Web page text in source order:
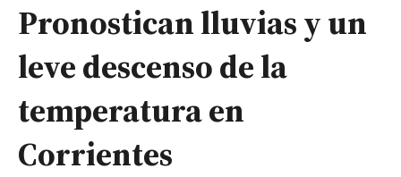
Pronostican lluvias y un
leve descenso de la
temperatura en
Corrientes